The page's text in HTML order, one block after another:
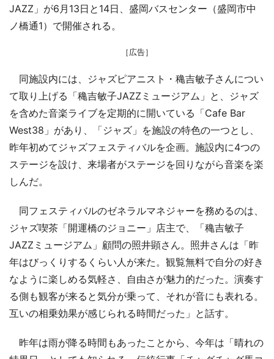
JAZZ」が6月13日と14日、盛岡バスセンター（盛岡市中
ノ橋通1）で開催される。
［広告］
同施設内には、ジャズピアニスト・穐吉敏子さんについ
て取り上げる「穐吉敏子JAZZミュージアム」と、ジャズ
を含めた音楽ライブを定期的に開いている「Cafe Bar
West38」があり、「ジャズ」を施設の特色の一つとし、
昨年初めてジャズフェスティバルを企画。施設内に4つの
ステージを設け、来場者がステージを回りながら音楽を楽
しんだ。
同フェスティバルのゼネラルマネジャーを務めるのは、
ジャズ喫茶「開運橋のジョニー」店主で、「穐吉敏子
JAZZミュージアム」顧問の照井顕さん。照井さんは「昨
年はびっくりするくらい人が来た。観覧無料で自分の好き
なように楽しめる気軽さ、自由さが魅力的だった。演奏す
る側も観客が来ると気分が乗って、それが音にも表れる。
互いの相乗効果が感じられる時間だった」と話す。
昨年は雨が降る時間もあったことから、今年は「晴れの